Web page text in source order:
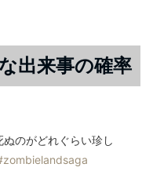
出来事の確率
のがどれぐらい珍し